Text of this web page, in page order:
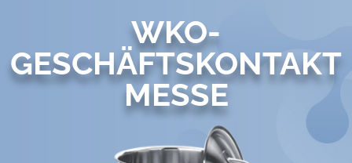
WKO-
GESCHÄFTSKONTAKT
MESSE